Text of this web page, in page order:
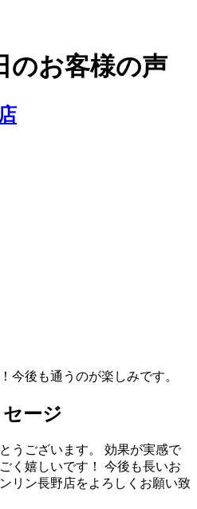
のお客様の声
今後も通うのが楽しみです。
ージ
うございます。 効果が実感で
く嬉しいです！ 今後も長いお
リン長野店をよろしくお願い致